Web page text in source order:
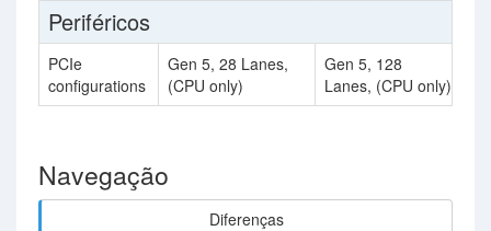
Periféricos
PCIe
configurations
Gen 5, 28 Lanes,
(CPU only)
Gen 5, 128
Lanes, (CPU only)
Navegação
Diferenças